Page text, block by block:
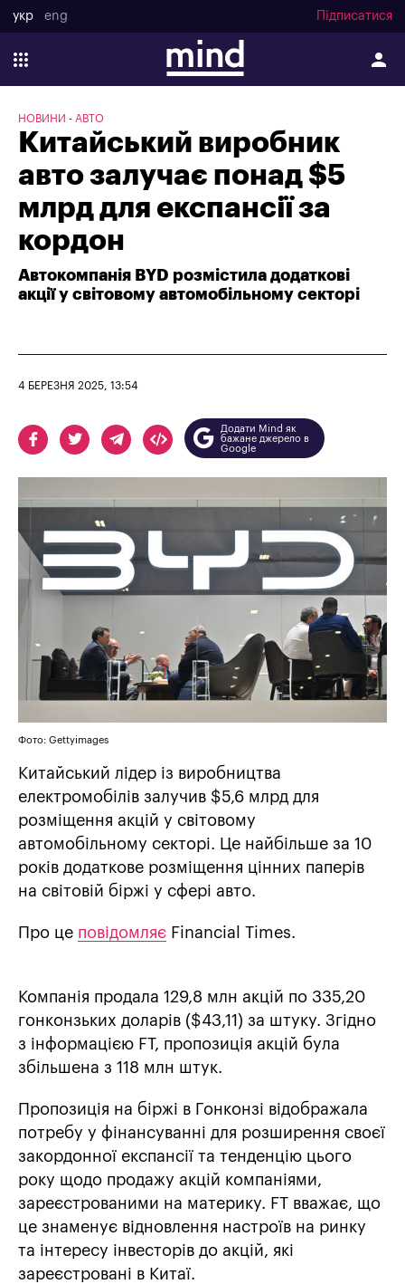
укр eng Підписатися
НОВИНИ АВТО
Китайський виробник
авто залучає понад $5
млрд для експансії за
кордон
Автокомпанія BYD розмістила додаткові
акції у світовому автомобільному секторі
4 БЕРЕЗНЯ 2025, 13:54
Додати Mind як
бажане джерело в
Google
Фото: Gettyimages
Китайський лідер із виробництва
електромобілів залучив $5,6 млрд для
розміщення акцій у світовому
автомобільному секторі. Це найбільше за 10
років додаткове розміщення цінних паперів
на світовій біржі у сфері авто.
Про це повідомляє Financial Times.
Компанія продала 129,8 млн акцій по 335,20
гонконзьких доларів ($43,11) за штуку. Згідно
з інформацією FT, пропозиція акцій була
збільшена з 118 млн штук.
Пропозиція на біржі в Гонконзі відображала
потребу у фінансуванні для розширення своєї
закордонної експансії та тенденцію цього
року щодо продажу акцій компаніями,
зареєстрованими на материку. FT вважає, що
це знаменує відновлення настроїв на ринку
та інтересу інвесторів до акцій, які
зареєстровані в Китаї.